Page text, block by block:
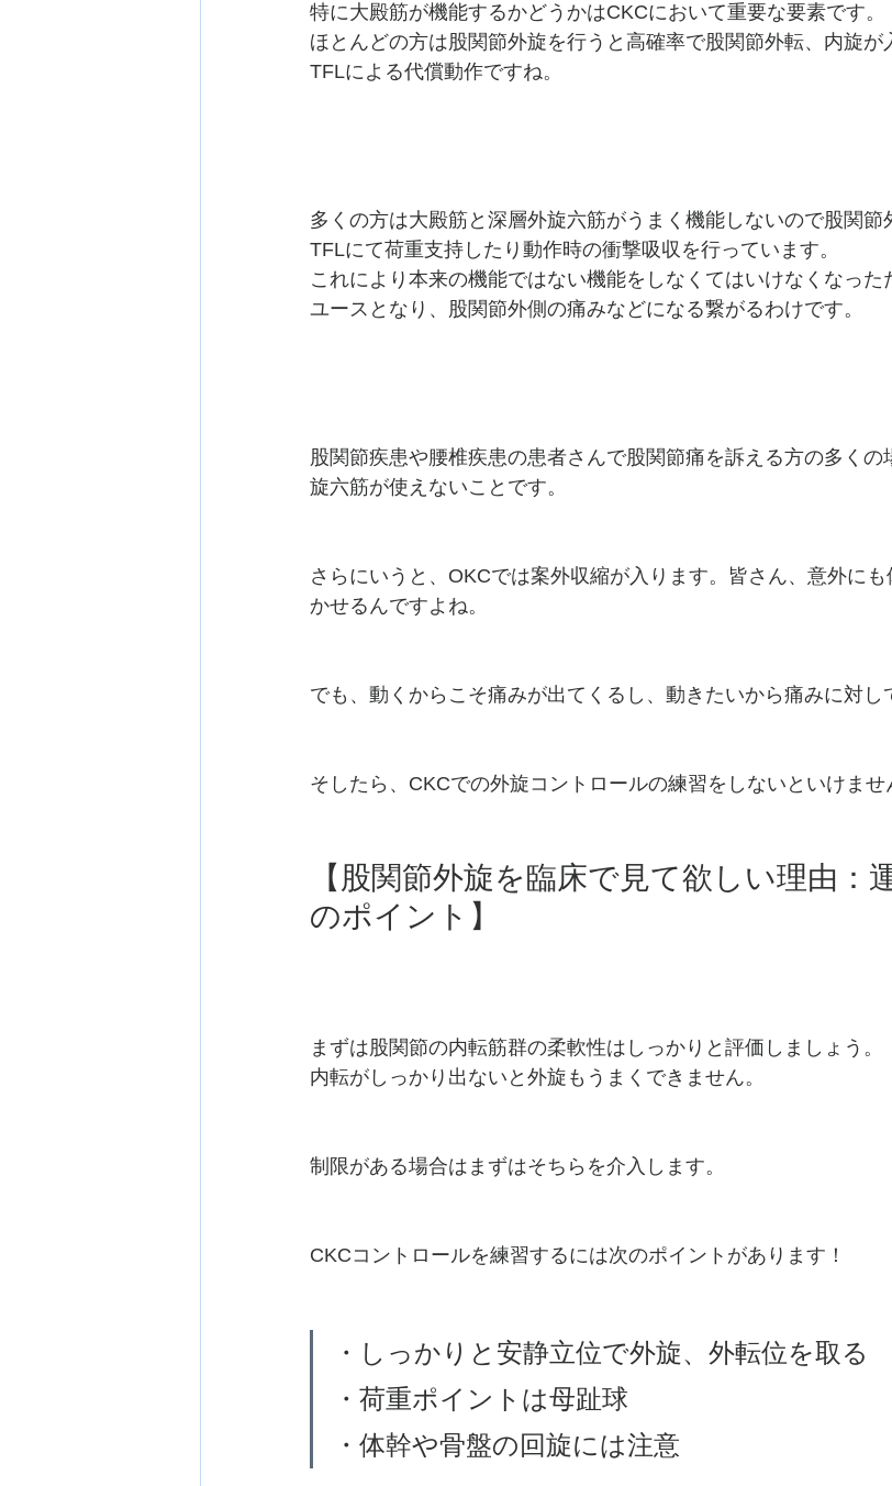
特に大殿筋が機能するかどうかはCKCにおいて重要な要素です。
ほとんどの方は股関節外旋を行うと高確率で股関節外転、内旋が
TFLによる代償動作ですね。
多くの方は大殿筋と深層外旋六筋がうまく機能しないので股関節
TFLにて荷重支持したり動作時の衝撃吸収を行っています。
これにより本来の機能ではない機能をしなくてはいけなくなっ
ユースとなり、股関節外側の痛みなどになる繋がるわけです。
股関節疾患や腰椎疾患の患者さんで股関節痛を訴える方の多く
旋六筋が使えないことです。
さらにいうと、OKCでは案外収縮が入ります。皆さん、意外に
かせるんですよね。
でも、動くからこそ痛みが出てくるし、動きたいから痛みに対し
そしたら、CKCでの外旋コントロールの練習をしないといけませ
【股関節外旋を臨床で見て欲しい理由：
のポイント】
まずは股関節の内転筋群の柔軟性はしっかりと評価しましょう。
内転がしっかり出ないと外旋もうまくできません。
制限がある場合はまずはそちらを介入します。
CKCコントロールを練習するには次のポイントがあります！
・しっかりと安静立位で外旋、外転位を取る
・荷重ポイントは母趾球
・体幹や骨盤の回旋には注意